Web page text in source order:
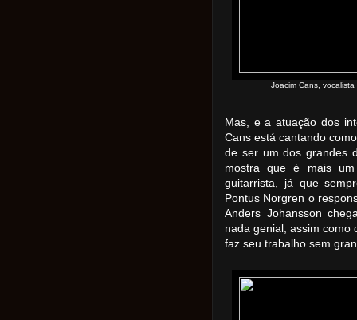
Joacim Cans,
Mas, e a atuação dos
Cans está cantando
de ser um dos grandes
mostra que é mais
guitarrista, já que
Pontus Norgren o
Anders Johansson
nada genial, assim como
faz seu trabalho sem